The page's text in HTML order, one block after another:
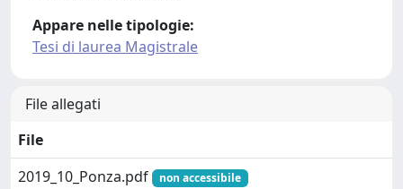
Appare nelle tipologie:
Tesi di laurea Magistrale
File allegati
File
2019_10_Ponza.pdf
non accessibile